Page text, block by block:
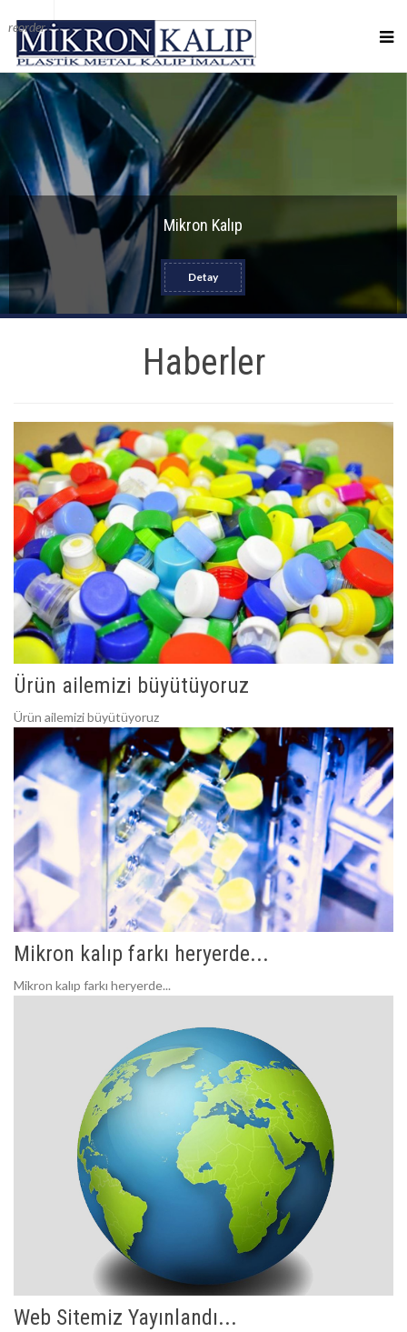
reorder
Mikron Kalıp
Detay
Haberler
Ürün ailemizi büyütüyoruz
Ürün ailemizi büyütüyoruz
Mikron kalıp farkı heryerde...
Mikron kalıp farkı heryerde...
Web Sitemiz Yayınlandı...